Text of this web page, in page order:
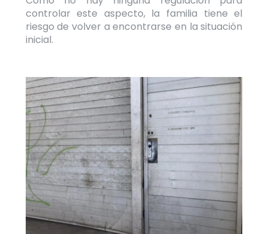
controlar este aspecto, la familia tiene el
riesgo de volver a encontrarse en la situación
inicial.